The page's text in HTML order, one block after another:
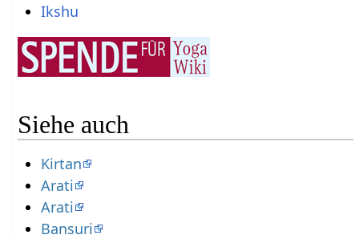
Ikshu
Siehe auch
Kirtan
Arati
Arati
Bansuri